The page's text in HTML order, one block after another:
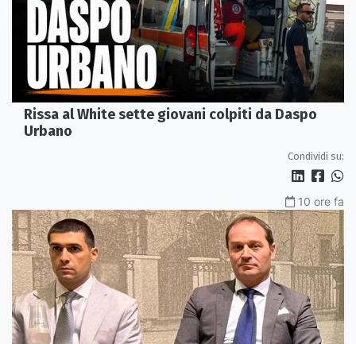
Rissa al White sette giovani colpiti da Daspo
Urbano
Condividi su:
10 ore fa